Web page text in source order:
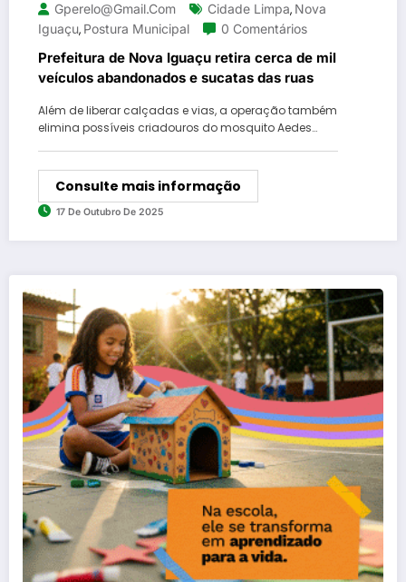
Gperelo@gmail.com Cidade Limpa, Nova
Iguaçu, Postura Municipal 0 Comentários
Prefeitura de Nova Iguaçu retira cerca de mil
veículos abandonados e sucatas das ruas
Além de liberar calçadas e vias, a operação também
elimina possíveis criadouros do mosquito Aedes…
Consulte mais informação
17 De Outubro De 2025